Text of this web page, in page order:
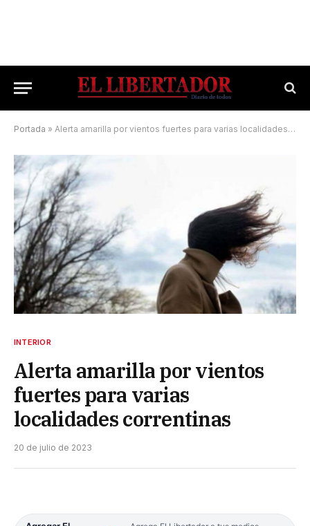
Portada » Alerta amarilla por vientos fuertes para varias localidades correntinas
INTERIOR
Alerta amarilla por vientos
fuertes para varias
localidades correntinas
20 de julio de 2023